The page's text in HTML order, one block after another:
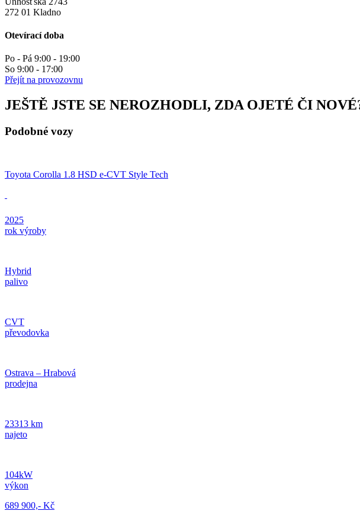
272 01 Kladno
Otevírací doba
Po - Pá 9:00 - 19:00
So 9:00 - 17:00
Přejít na provozovnu
JEŠTĚ JSTE SE NEROZHODLI, ZDA OJETÉ ČI
Podobné vozy
Toyota Corolla 1.8 HSD e-CVT Style Tech
2025
rok výroby
Hybrid
palivo
CVT
převodovka
Ostrava – Hrabová
prodejna
23313 km
najeto
104kW
výkon
689 900,- Kč